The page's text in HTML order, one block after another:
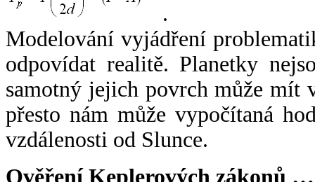
.
Modelování vyjádření
odpovídat realitě. Planetky
samotný jejich povrch může mít
přesto nám může vypočítaná
vzdálenosti od Slunce.
Ověření Keplerových zákonů …